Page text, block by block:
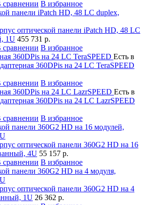
сравнении В избранное
оптической панели iPatch HD, 48 LC
1U 455 731 р.
сравнении В избранное
Есть в
360DPis на 24 LC TeraSPEED
сравнении В избранное
Есть в
360DPis на 24 LC LazrSPEED
сравнении В избранное
оптической панели 360G2 HD на 16
4U 55 157 р.
сравнении В избранное
оптической панели 360G2 HD на 4
1U 26 362 р.